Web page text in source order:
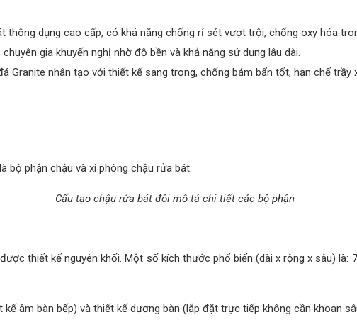
thông dụng cao cấp, có khả năng chống rỉ sét vượt trội, chống oxy hóa
gia khuyến nghị nhờ độ bền và khả năng sử dụng lâu dài.
Granite nhân tạo với thiết kế sang trọng, chống bám bẩn tốt, hạn chế trầy
bộ phận chậu và xi phông chậu rửa bát.
Cấu tạo chậu rửa bát đôi mô tả chi tiết các bộ phận
thiết kế nguyên khối. Một số kích thước phổ biến (dài x rộng x sâu) là:
âm bàn bếp) và thiết kế dương bàn (lắp đặt trực tiếp không cần khoan